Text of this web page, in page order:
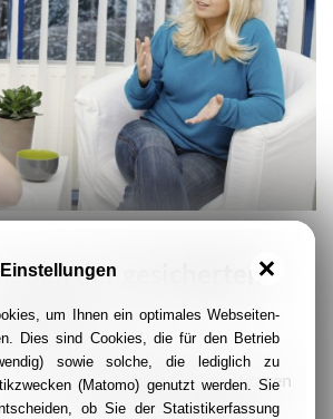
der gesicherten
Hilfen
bei allen anfallenden Fragen
und psychischen
um Ihnen ein optimales Webseiten-
Dies sind Cookies, die für den Betrieb
sowie solche, die lediglich zu
(Matomo) genutzt werden. Sie
ob Sie der Statistikerfassung